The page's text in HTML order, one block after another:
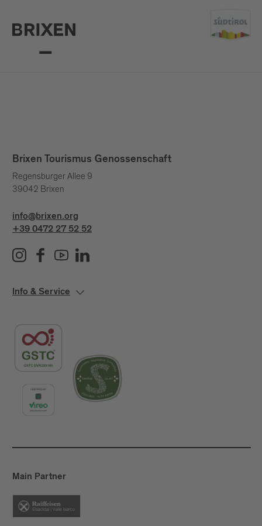
Brixen Tourismus Genossenschaft
Regensburger Allee 9
39042 Brixen
info@brixen.org
+39 0472 27 52 52
Info & Service
Main Partner